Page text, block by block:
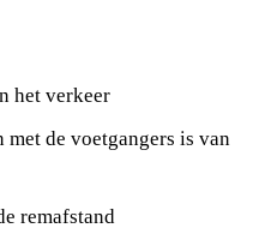
het verkeer
de voetgangers is van
remafstand